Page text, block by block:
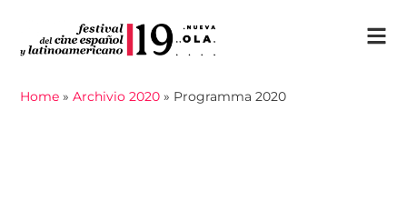
Home »Archivio 2020 » Programma 2020